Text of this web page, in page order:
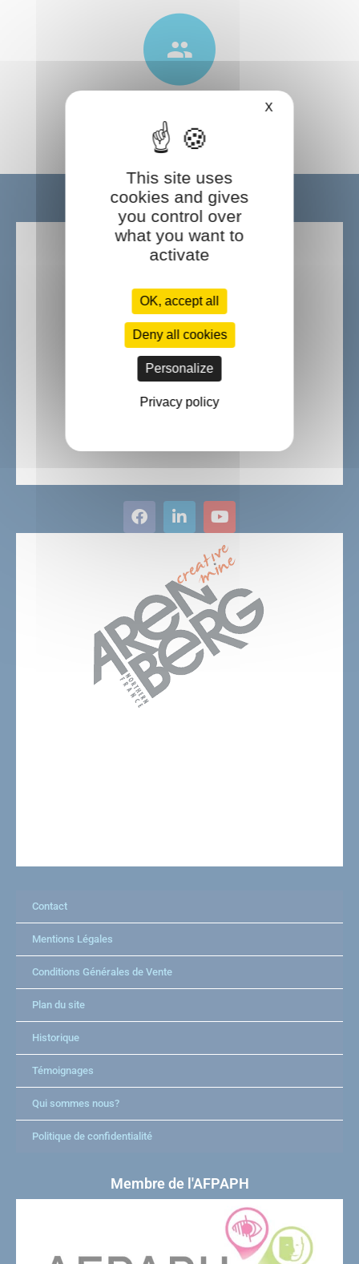
Accompagnement
Ils nous font confiance :
Contact
Mentions Légales
Conditions Générales de Vente
Plan du site
Historique
Témoignages
Qui sommes nous?
Politique de confidentialité
Membre de l'AFPAPH
X
This site uses
cookies and gives
you control over
what you want to
activate
OK, accept all
Deny all cookies
Personalize
Privacy policy